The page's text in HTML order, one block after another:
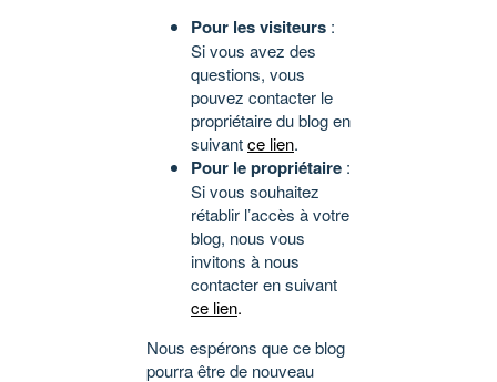
Pour les visiteurs :
Si vous avez des
questions, vous
pouvez contacter le
propriétaire du blog en
suivantce lien.
Pour le propriétaire :
Si vous souhaitez
rétablir l’accès à votre
blog, nous vous
invitons à nous
contacter en suivant
ce lien.
Nous espérons que ce blog
pourra être de nouveau